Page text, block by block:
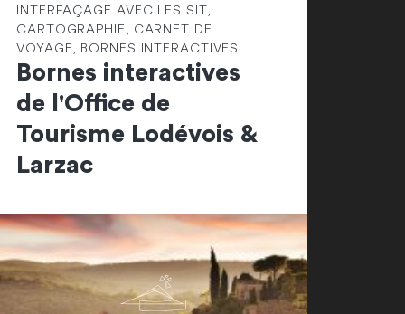
INTERFAÇAGE AVEC LES SIT,
CARTOGRAPHIE, CARNET DE
VOYAGE, BORNES INTERACTIVES
Bornes interactives
de l'Office de
Tourisme Lodévois &
Larzac